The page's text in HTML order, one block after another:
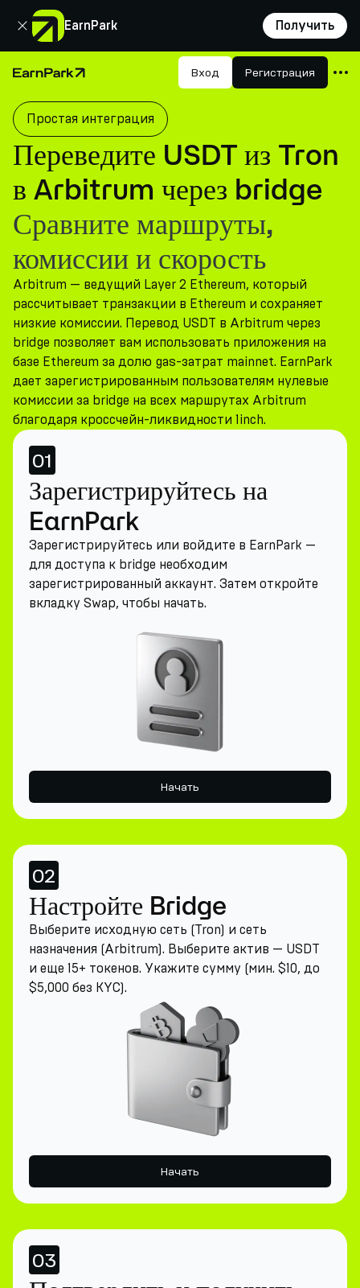
EarnPark Получить
Закрыть
Главная страница Вход Регистрация
Продукты
Рынки
Калькуляторы
Токен PARK
Ресурсы
Компания
Простая интеграция
Переведите USDT из Tron
в Arbitrum через bridge
Сравните маршруты,
комиссии и скорость
Arbitrum — ведущий Layer 2 Ethereum, который
рассчитывает транзакции в Ethereum и сохраняет
низкие комиссии. Перевод USDT в Arbitrum через
bridge позволяет вам использовать приложения на
базе Ethereum за долю gas-затрат mainnet. EarnPark
дает зарегистрированным пользователям нулевые
комиссии за bridge на всех маршрутах Arbitrum
благодаря кроссчейн-ликвидности 1inch.
01
Зарегистрируйтесь на
EarnPark
Зарегистрируйтесь или войдите в EarnPark —
для доступа к bridge необходим
зарегистрированный аккаунт. Затем откройте
вкладку Swap, чтобы начать.
Начать
02
Настройте Bridge
Выберите исходную сеть (Tron) и сеть
назначения (Arbitrum). Выберите актив — USDT
и еще 15+ токенов. Укажите сумму (мин. $10, до
$5,000 без KYC).
Начать
03